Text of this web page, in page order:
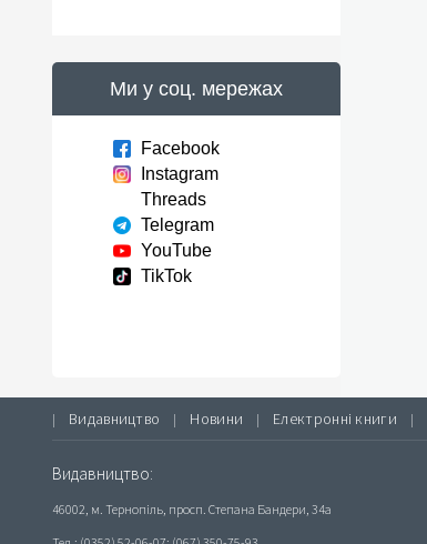
Ми у соц. мережах
Facebook
Instagram
Threads
Telegram
YouTube
TikTok
| Видавництво | Новини | Електронні книги |
Видавництво:
46002, м. Тернопіль, просп. Степана Бандери, 34а